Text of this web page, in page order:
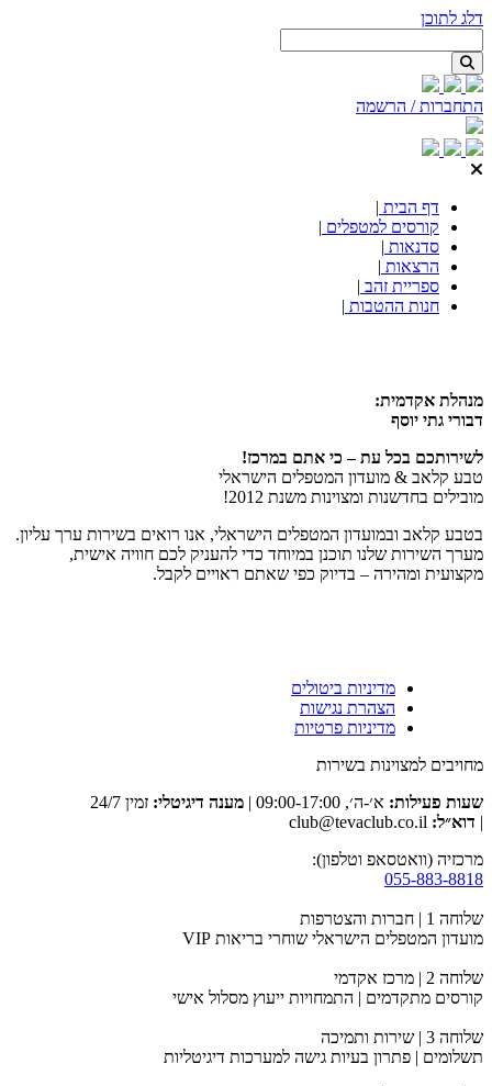
דלג לתוכן
התחברות / הרשמה
דף הבית |
קורסים למטפלים |
סדנאות |
הרצאות |
ספריית זהב |
חנות ההטבות |
מנהלת אקדמית:
דבורי גתי יוסף
לשירותכם בכל עת – כי אתם במרכז!
טבע קלאב & מועדון המטפלים הישראלי
מובילים בחדשנות ומצוינות משנת 2012!
בטבע קלאב ובמועדון המטפלים הישראלי, אנו רואים בשירות ערך עליון.
מערך השירות שלנו תוכנן במיוחד כדי להעניק לכם חוויה אישית,
מקצועית ומהירה – בדיוק כפי שאתם ראויים לקבל.
מדיניות ביטולים
הצהרת נגישות
מדיניות פרטיות
מחויבים למצוינות בשירות
שעות פעילות: א׳-ה׳, 09:00-17:00 | מענה דיגיטלי:
זמין 24/7
| דוא״ל:
מרכזיה (וואטסאפ וטלפון):
055-883-8818
שלוחה 1 | חברות והצטרפות
מועדון המטפלים הישראלי שוחרי בריאות VIP
שלוחה 2 | מרכז אקדמי
קורסים מתקדמים | התמחויות ייעוץ מסלול אישי
שלוחה 3 | שירות ותמיכה
תשלומים | פתרון בעיות גישה למערכות דיגיטליות